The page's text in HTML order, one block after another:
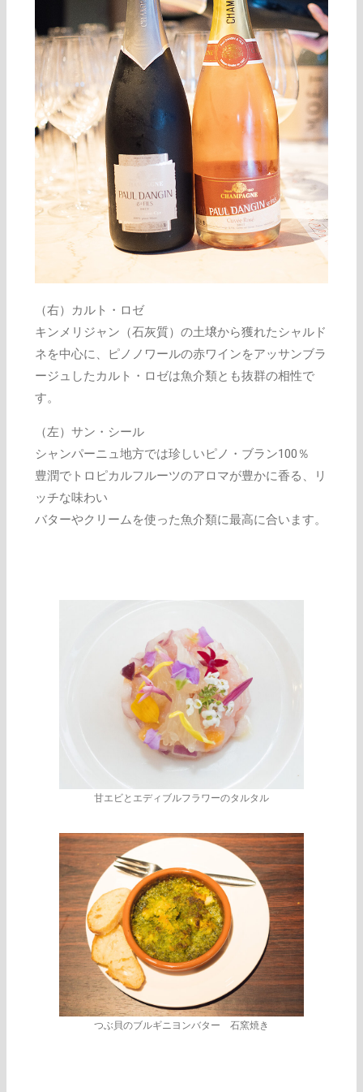
（右）カルト・ロゼ
キンメリジャン（石灰質）の土壌から獲れたシャルド
ネを中心に、ピノノワールの赤ワインをアッサンブラ
ージュしたカルト・ロゼは魚介類とも抜群の相性で
す。
（左）サン・シール
シャンパーニュ地方では珍しいピノ・ブラン100％
豊潤でトロピカルフルーツのアロマが豊かに香る、リ
ッチな味わい
バターやクリームを使った魚介類に最高に合います。
甘エビとエディブルフラワーのタルタル
つぶ貝のブルギニヨンバター 石窯焼き